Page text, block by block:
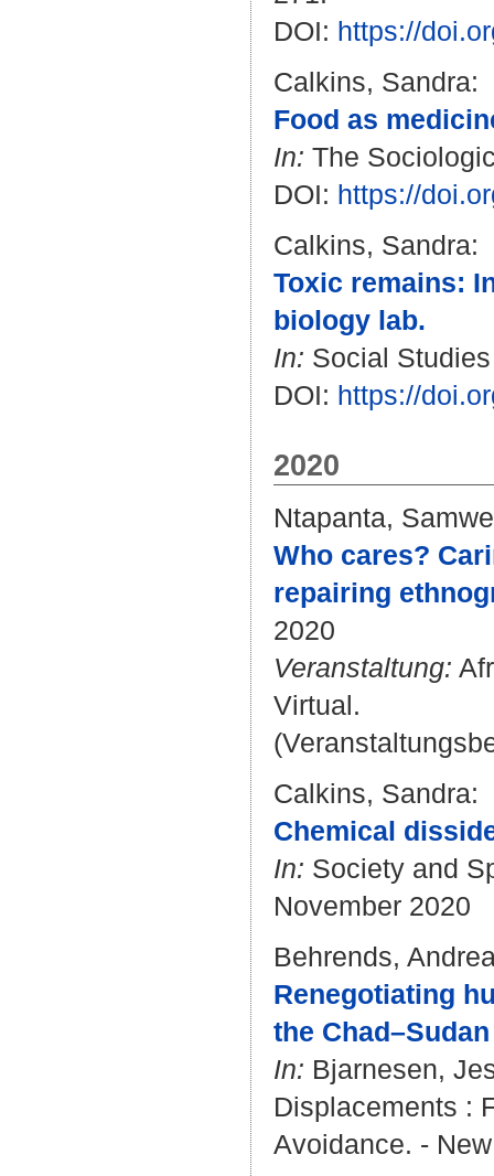
DOI: https://
Calkins, Sandra:
Food as
In: The
DOI: https://
Calkins, Sandra:
Toxic remains:
biology lab.
In: Social
DOI: https://
2020
Ntapanta,
Who cares?
repairing
2020
Veranstaltung:
Virtual.
Calkins, Sandra:
Chemical
In: Society and
November 2020
Behrends,
Renegotiating
the
In: Bjarnesen,
Displacements :
Avoidance. -